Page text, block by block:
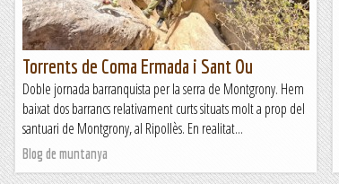
Torrents de Coma Ermada i Sant Ou
Doble jornada barranquista per la serra de Montgrony. Hem
baixat dos barrancs relativament curts situats molt a prop del
santuari de Montgrony, al Ripollès. En realitat...
Blog de muntanya